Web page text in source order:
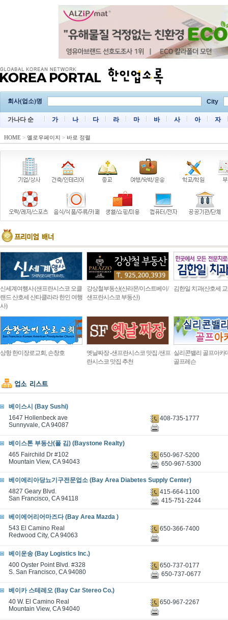
회사(업소)명 City
가나다 순 가 나 다 라 마 바 사 아 자
HOME > 옐로우페이지 > 바로 정렬
신세계여행사 (샌프란시스코 오클
랜드 산호세 산타클라라 한인 여행
사)
강상철부동산(산라몬/이스트베이/
샌프란시스코 부동산)
김한일 치과(산호세
상항 한미장로교회, 손창호
옛날짜장 -샌프란시스코 맛집 /샌프
란시스코 맛집 추천
실리콘밸리 골프아카
골프레슨
베이스시 (Bay Sushi)
1647 Hollenbeck ave
Sunnyvale, CA 94087
408-735-1777
베이스톤 부동산(폴 김) (Baystone Realty)
465 Fairchild Dr #102
Mountain View, CA 94043
650-967-5200
650-967-5300
베이에리아당뇨기구전문업소 (Bay Area Diabetes Supply Center)
4827 Geary Blvd.
San Francisco, CA 94118
415-664-1100
415-751-2244
베이에어리어마즈다 (Bay Area Mazda )
543 El Camino Real
Redwood City, CA 94063
650-366-7400
베이운송 (Bay Logistics Inc.)
400 Oyster Point Blvd. #328
S. San Francisco, CA 94080
650-737-0177
650-737-0677
베이카 스테레오 (Bay Car Stereo Co.)
40 W. El Camino Real
Mountain View, CA 94040
650-967-2267